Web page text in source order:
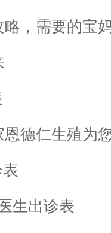
，需要的宝
德仁生殖为
表
生出诊表